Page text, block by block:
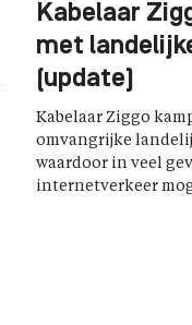
Kabelaar
met
(update)
Kabelaar Ziggo
omvangrijke
waardoor in veel
internetverkeer